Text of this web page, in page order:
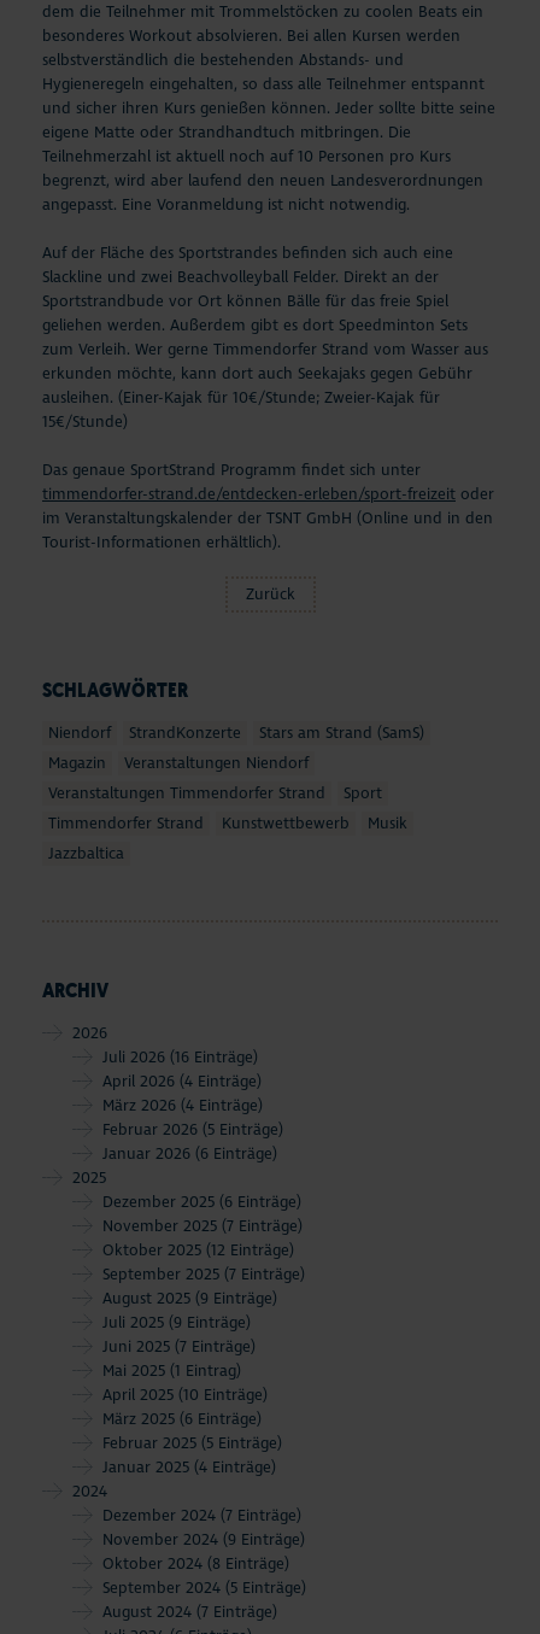
SCHLAGWÖRTER
Niendorf StrandKonzerte
Stars am Strand (SamS)
Magazin
Veranstaltungen Niendorf
Veranstaltungen Timmendorfer Strand
Sport
Timmendorfer Strand
Kunstwettbewerb
Musik
Jazzbaltica
ARCHIV
2026
Juli 2026 (16 Einträge)
April 2026 (4 Einträge)
März 2026 (4 Einträge)
Februar 2026 (5 Einträge)
Januar 2026 (6 Einträge)
2025
Dezember 2025 (6 Einträge)
November 2025 (7 Einträge)
Oktober 2025 (12 Einträge)
September 2025 (7 Einträge)
August 2025 (9 Einträge)
Juli 2025 (9 Einträge)
Juni 2025 (7 Einträge)
Mai 2025 (1 Eintrag)
April 2025 (10 Einträge)
März 2025 (6 Einträge)
Februar 2025 (5 Einträge)
Januar 2025 (4 Einträge)
2024
Dezember 2024 (7 Einträge)
November 2024 (9 Einträge)
Oktober 2024 (8 Einträge)
September 2024 (5 Einträge)
August 2024 (7 Einträge)
dem die Teilnehmer mit Trommelstöcken zu coolen Beats ein
besonderes Workout absolvieren. Bei allen Kursen werden
selbstverständlich die bestehenden Abstands- und
Hygieneregeln eingehalten, so dass alle Teilnehmer entspannt
und sicher ihren Kurs genießen können. Jeder sollte bitte seine
eigene Matte oder Strandhandtuch mitbringen. Die
Teilnehmerzahl ist aktuell noch auf 10 Personen pro Kurs
begrenzt, wird aber laufend den neuen Landesverordnungen
angepasst. Eine Voranmeldung ist nicht notwendig.
Auf der Fläche des Sportstrandes befinden sich auch eine
Slackline und zwei Beachvolleyball Felder. Direkt an der
Sportstrandbude vor Ort können Bälle für das freie Spiel
geliehen werden. Außerdem gibt es dort Speedminton Sets
zum Verleih. Wer gerne Timmendorfer Strand vom Wasser aus
erkunden möchte, kann dort auch Seekajaks gegen Gebühr
ausleihen. (Einer-Kajak für 10€/Stunde; Zweier-Kajak für
15€/Stunde)
Das genaue SportStrand Programm findet sich unter
timmendorfer-strand.de/entdecken-erleben/sport-freizeit oder
im Veranstaltungskalender der TSNT GmbH (Online und in den
Tourist-Informationen erhältlich).
Zurück